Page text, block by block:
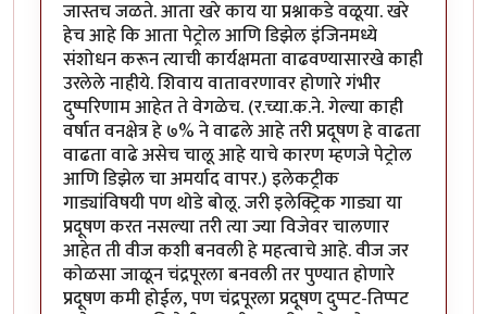
जास्तच जळते. आता खरे काय या प्रश्नाकडे वळूया. खरे
हेच आहे कि आता पेट्रोल आणि डिझेल इंजिनमध्ये
संशोधन करून त्याची कार्यक्षमता वाढवण्यासारखे काही
उरलेले नाहीये. शिवाय वातावरणावर होणारे गंभीर
दुष्परिणाम आहेत ते वेगळेच. (र.च्या.क.ने. गेल्या काही
वर्षात वनक्षेत्र हे ७% ने वाढले आहे तरी प्रदूषण हे वाढता
वाढता वाढे असेच चालू आहे याचे कारण म्हणजे पेट्रोल
आणि डिझेल चा अमर्याद वापर.) इलेकट्रीक
गाड्यांविषयी पण थोडे बोलू. जरी इलेक्ट्रिक गाड्या या
प्रदूषण करत नसल्या तरी त्या ज्या विजेवर चालणार
आहेत ती वीज कशी बनवली हे महत्वाचे आहे. वीज जर
कोळसा जाळून चंद्रपूरला बनवली तर पुण्यात होणारे
प्रदूषण कमी होईल, पण चंद्रपूरला प्रदूषण दुप्पट-तिप्पट